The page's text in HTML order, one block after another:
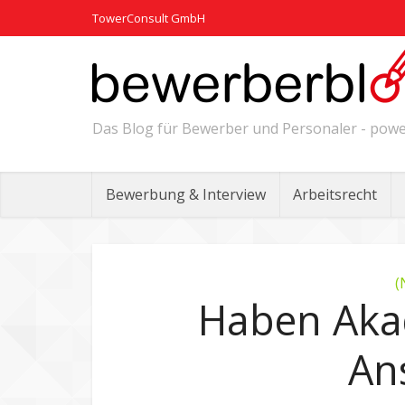
TowerConsult GmbH
Das Blog für Bewerber und Personaler -
Bewerbung & Interview Arbeitsrecht
Haben